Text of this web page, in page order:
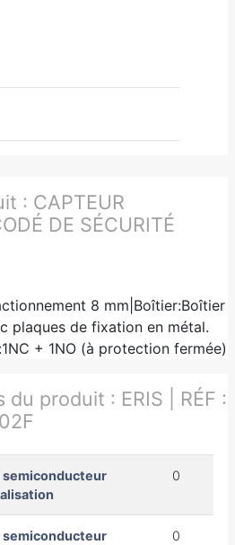
: CAPTEUR
DE SÉCURITÉ
8 mm|Boîtier:Boîtier
plaques de fixation en métal.
+ 1NO (à protection fermée)
du produit : ERIS | RÉF :
semiconducteur
0
semiconducteur
0